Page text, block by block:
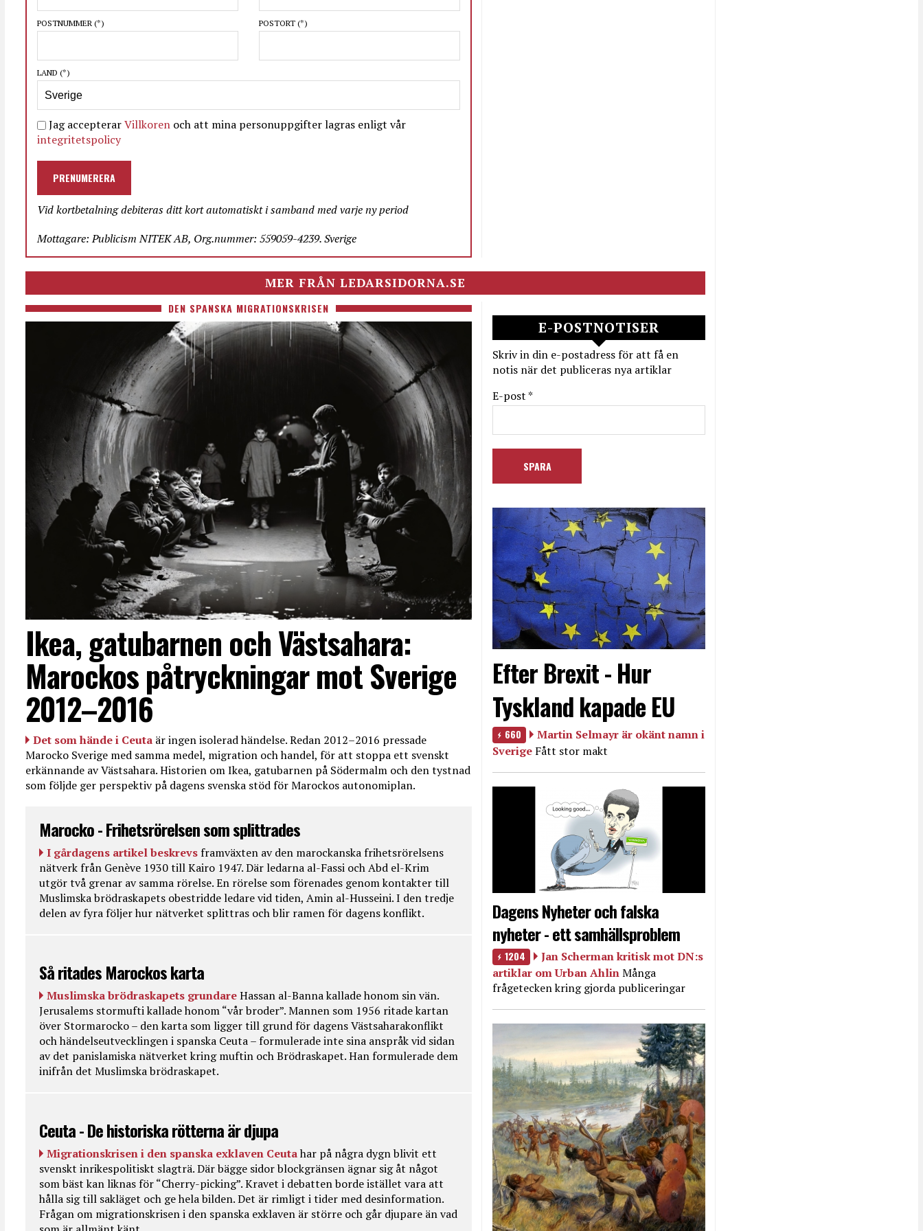
POSTNUMMER (*) POSTORT (*)
LAND (*)
Jag accepterarVillkoren och att mina personuppgifter lagras enligt vår
integritetspolicy
PRENUMERERA
Vid kortbetalning debiteras ditt kort automatiskt i samband med varje ny period
Mottagare: Publicism NITEK AB, Org.nummer: 559059-4239. Sverige
MER FRÅN LEDARSIDORNA.SE
DEN SPANSKA MIGRATIONSKRISEN
Ikea, gatubarnen och Västsahara:
Marockos påtryckningar mot Sverige
2012–2016
Det som hände i Ceuta är ingen isolerad händelse. Redan 2012–2016 pressade
Marocko Sverige med samma medel, migration och handel, för att stoppa ett svenskt
erkännande av Västsahara. Historien om Ikea, gatubarnen på Södermalm och den tystnad
som följde ger perspektiv på dagens svenska stöd för Marockos autonomiplan.
Marocko - Frihetsrörelsen som splittrades
I gårdagens artikel beskrevs framväxten av den marockanska frihetsrörelsens
nätverk från Genève 1930 till Kairo 1947. Där ledarna al-Fassi och Abd el-Krim
utgör två grenar av samma rörelse. En rörelse som förenades genom kontakter till
Muslimska brödraskapets obestridde ledare vid tiden, Amin al-Husseini. I den tredje
delen av fyra följer hur nätverket splittras och blir ramen för dagens konflikt.
Så ritades Marockos karta
Muslimska brödraskapets grundareHassan al-Banna kallade honom sin vän.
Jerusalems stormufti kallade honom “vår broder”. Mannen som 1956 ritade kartan
över Stormarocko – den karta som ligger till grund för dagens Västsaharakonflikt
och händelseutvecklingen i spanska Ceuta – formulerade inte sina anspråk vid sidan
av det panislamiska nätverket kring muftin och Brödraskapet. Han formulerade dem
inifrån det Muslimska brödraskapet.
Ceuta - De historiska rötterna är djupa
Migrationskrisen i den spanska exklaven Ceutahar på några dygn blivit ett
svenskt inrikespolitiskt slagträ. Där bägge sidor blockgränsen ägnar sig åt något
som bäst kan liknas för “Cherry-picking”. Kravet i debatten borde istället vara att
hålla sig till sakläget och ge hela bilden. Det är rimligt i tider med desinformation.
Frågan om migrationskrisen i den spanska exklaven är större och går djupare än vad
E-POSTNOTISER
Skriv in din e-postadress för att få en
notis när det publiceras nya artiklar
E-post *
Efter Brexit - Hur
Tyskland kapade EU
660
Martin Selmayr är okänt namn i
Sverige Fått stor makt
Dagens Nyheter och falska
nyheter - ett samhällsproblem
1204
Jan Scherman kritisk mot DN:s
artiklar om Urban AhlinMånga
frågetecken kring gjorda publiceringar